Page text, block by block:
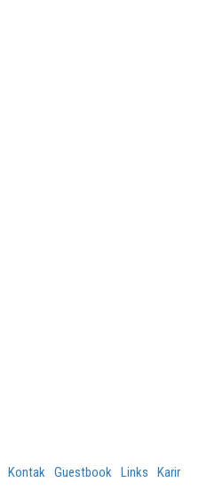
Kontak Guestbook Links Karir